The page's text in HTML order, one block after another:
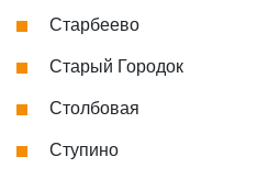
Старбеево
Старый Городок
Столбовая
Ступино